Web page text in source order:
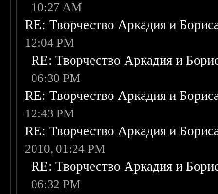
10:27 AM
RE: Творчество Аркадия и
12:04 PM
RE: Творчество Аркадия и
06:30 PM
RE: Творчество Аркадия и
12:43 PM
RE: Творчество Аркадия и
2010, 01:24 PM
RE: Творчество Аркадия и
06:32 PM